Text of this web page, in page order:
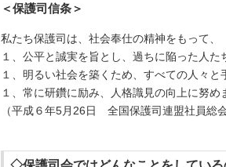
＜保護司信条＞
私たち保護司は、社会奉仕の精神をもって、
１、公平と誠実を旨とし、過ちに陥った人た
１、明るい社会を築くため、すべての人々と
１、常に研鑽に励み、人格識見の向上に努め
（平成６年5月26日 全国保護司連盟社員総